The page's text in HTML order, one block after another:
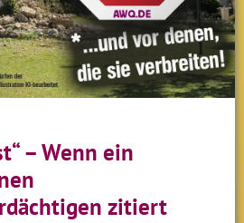
– Wenn ein
zitiert